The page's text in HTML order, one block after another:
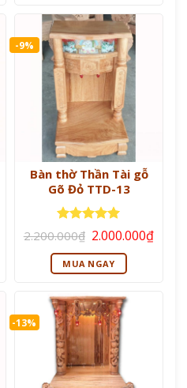
-9%
Bàn thờ Thần Tài gỗ
Gõ Đỏ TTD-13
Được xếp
hạng
55
sao
2.200.000₫ Giá
gốc
là:
2.200.000₫.
2.000.000₫Giá
MUA NGAY
-13%